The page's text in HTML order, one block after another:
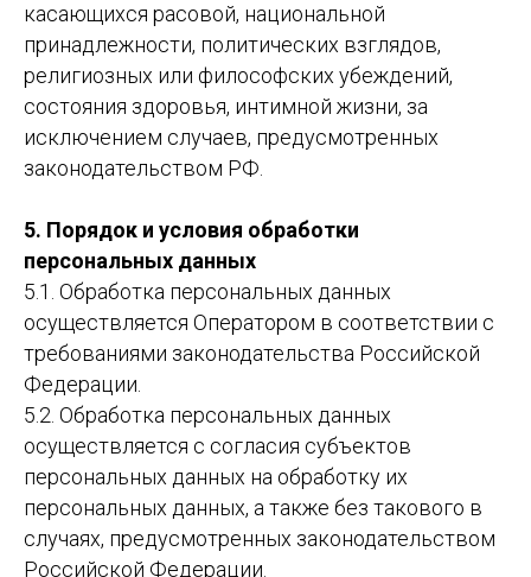
касающихся расовой, национальной
принадлежности, политических взглядов,
религиозных или философских убеждений,
состояния здоровья, интимной жизни, за
исключением случаев, предусмотренных
законодательством РФ.
5. Порядок и условия обработки
персональных данных
5.1. Обработка персональных данных
осуществляется Оператором в соответствии с
требованиями законодательства Российской
Федерации.
5.2. Обработка персональных данных
осуществляется с согласия субъектов
персональных данных на обработку их
персональных данных, а также без такового в
случаях, предусмотренных законодательством
Российской Федерации.